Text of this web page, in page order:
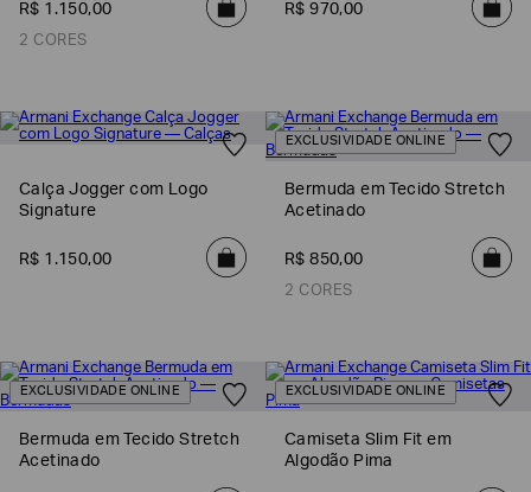
R$ 1 .150,00
2 CORES
R$ 970,00
Calça Jogger com Logo
Signature
R$ 1 .150,00
EXCLUSIVIDADE ONLINE
Bermuda em Tecido Stretch
Acetinado
R$ 850,00
2 CORES
EXCLUSIVIDADE ONLINE
Bermuda em Tecido Stretch
Acetinado
EXCLUSIVIDADE ONLINE
Camiseta Slim Fit em
Algodão Pima
EA7
Produtos
Femininos
Produtos
Masculinos